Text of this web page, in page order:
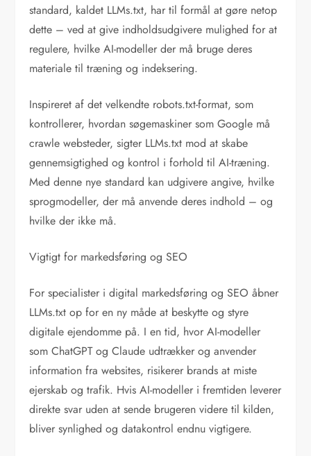
standard, kaldet LLMs.txt, har til formål at gøre netop
dette – ved at give indholdsudgivere mulighed for at
regulere, hvilke AI-modeller der må bruge deres
materiale til træning og indeksering.
Inspireret af det velkendte robots.txt-format, som
kontrollerer, hvordan søgemaskiner som Google må
crawle websteder, sigter LLMs.txt mod at skabe
gennemsigtighed og kontrol i forhold til AI-træning.
Med denne nye standard kan udgivere angive, hvilke
sprogmodeller, der må anvende deres indhold – og
hvilke der ikke må.
Vigtigt for markedsføring og SEO
For specialister i digital markedsføring og SEO åbner
LLMs.txt op for en ny måde at beskytte og styre
digitale ejendomme på. I en tid, hvor AI-modeller
som ChatGPT og Claude udtrækker og anvender
information fra websites, risikerer brands at miste
ejerskab og trafik. Hvis AI-modeller i fremtiden leverer
direkte svar uden at sende brugeren videre til kilden,
bliver synlighed og datakontrol endnu vigtigere.